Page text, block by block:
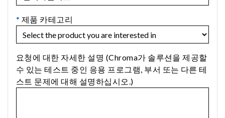
* 제품 카테고리
요청에 대한 자세한 설명 (Chroma가 솔루션을 제공할
수 있는 테스트 중인 응용 프로그램, 부서 또는 다른 테
스트 문제에 대해 설명하십시오.)